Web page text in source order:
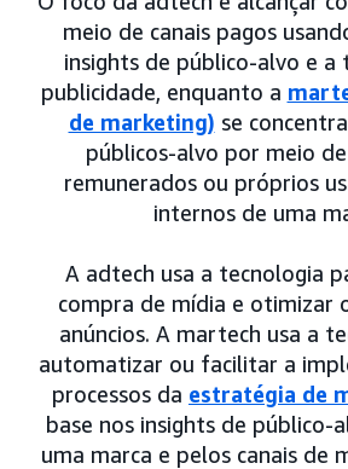
meio de canais pagos
insights de público-alvo e a
publicidade, enquanto a
de marketing) se
públicos-alvo por meio de
remunerados ou próprios
internos de uma
A adtech usa a tecnologia
compra de mídia e otimizar
anúncios. A martech usa a
automatizar ou facilitar a
processos da estratégia de
base nos insights de público-
uma marca e pelos canais de